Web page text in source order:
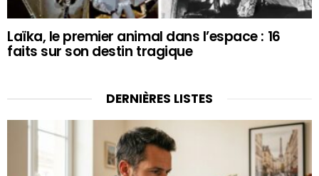
Laïka, le premier animal dans l’espace : 16
faits sur son destin tragique
DERNIÈRES LISTES